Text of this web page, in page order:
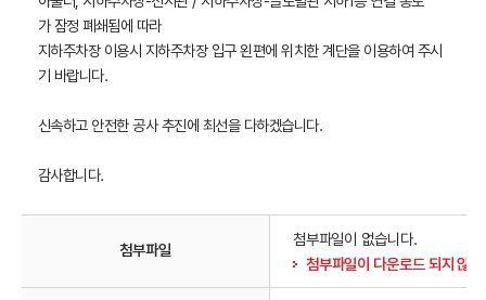
가 잠정 폐쇄됨에 따라
지하주차장 이용시 지하주차장 입구 왼편에 위치한 계단을 이용하여 주시
기 바랍니다.
신속하고 안전한 공사 추진에 최선을 다하겠습니다.
감사합니다.
첨부파일
첨부파일이 없습니다.
첨부파일이 다운로드 되지 않을